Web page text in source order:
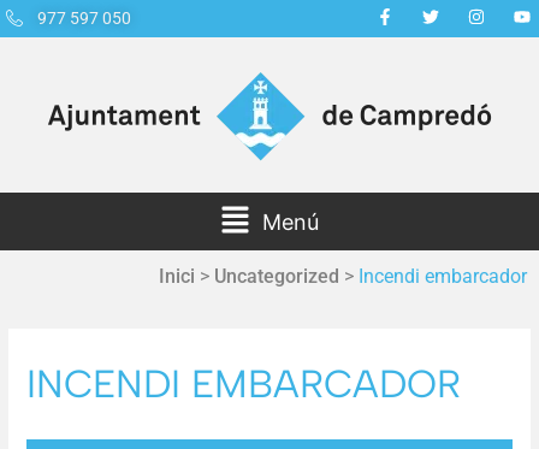
977 597 050
Menú
Inici > Uncategorized > Incendi embarcador
INCENDI EMBARCADOR